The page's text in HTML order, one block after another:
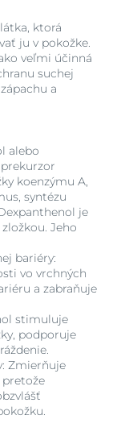
ktorá
ju v pokožke.
veľmi účinná
suchej
a
alebo
koenzýmu A,
syntézu
je
Jeho
bariéry:
vo vrchných
a zabraňuje
stimuluje
podporuje
Zmierňuje
pretože